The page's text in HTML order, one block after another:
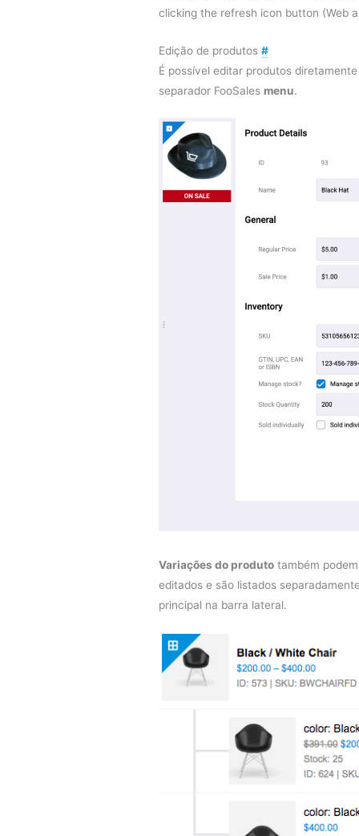
clicking the refresh icon button (Web
Edição de produtos #
É possível editar produtos
separador FooSales menu.
Variações do produto também
editados e são listados
principal na barra lateral.